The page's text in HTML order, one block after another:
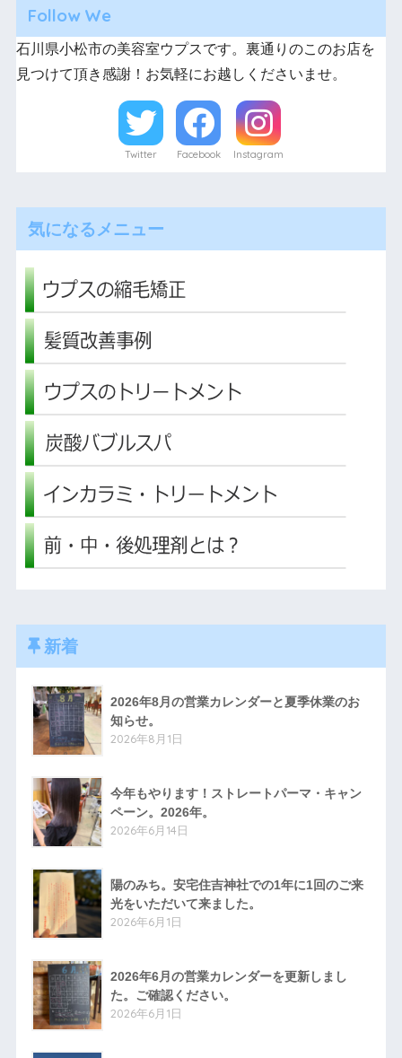
Follow We
石川県小松市の美容室ウプスです。裏通りのこのお店を
見つけて頂き感謝！お気軽にお越しくださいませ。
Twitter Facebook Instagram
気になるメニュー
新着
2026年8月の営業カレンダーと夏季休業のお
知らせ。
2026年8月1日
今年もやります！ストレートパーマ・キャン
ペーン。2026年。
2026年6月14日
陽のみち。安宅住吉神社での1年に1回のご来
光をいただいて来ました。
2026年6月1日
2026年6月の営業カレンダーを更新しまし
た。ご確認ください。
2026年6月1日